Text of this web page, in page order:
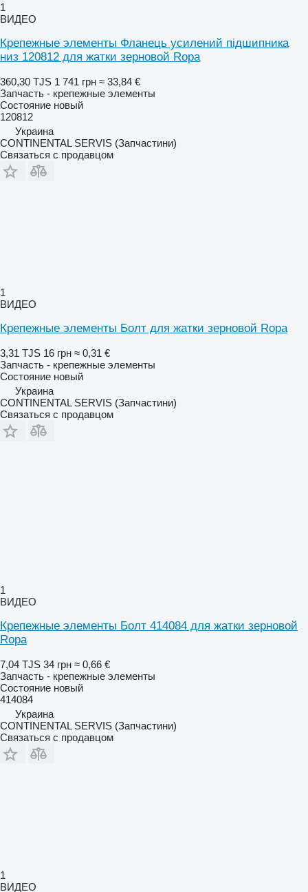
1
ВИДЕО
Крепежные элементы Фланець усилений підшипника
низ 120812 для жатки зерновой Ropa
360,30 TJS 1 741 грн ≈ 33,84 €
Запчасть - крепежные элементы
Состояние новый
120812
Украина
CONTINENTAL SERVIS (Запчастини)
Связаться с продавцом
1
ВИДЕО
Крепежные элементы Болт для жатки зерновой Ropa
3,31 TJS 16 грн ≈ 0,31 €
Запчасть - крепежные элементы
Состояние новый
Украина
CONTINENTAL SERVIS (Запчастини)
Связаться с продавцом
1
ВИДЕО
Крепежные элементы Болт 414084 для жатки зерновой
Ropa
7,04 TJS 34 грн ≈ 0,66 €
Запчасть - крепежные элементы
Состояние новый
414084
Украина
CONTINENTAL SERVIS (Запчастини)
Связаться с продавцом
1
ВИДЕО